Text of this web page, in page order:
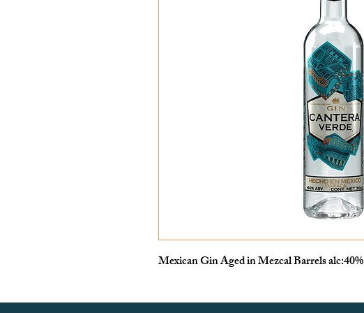
Mexican Gin Aged in Mezcal Barrels alc:40%